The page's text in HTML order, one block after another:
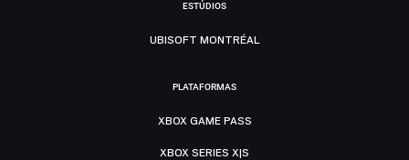
ESTÚDIOS
UBISOFT MONTRÉAL
PLATAFORMAS
XBOX GAME PASS
XBOX SERIES X|S